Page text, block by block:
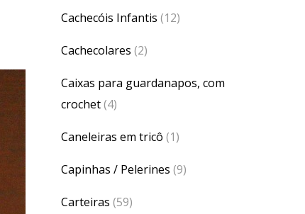
Cachecóis Infantis (12)
Cachecolares (2)
Caixas para guardanapos, com
crochet(4)
Caneleiras em tricô (1)
Capinhas / Pelerines (9)
Carteiras (59)